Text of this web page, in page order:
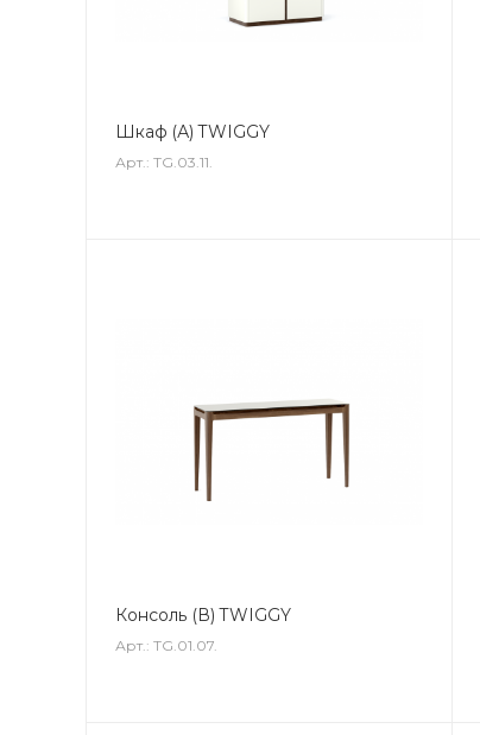
Шкаф (А) TWIGGY
Арт.: TG.03.11.
Консоль (В) TWIGGY
Арт.: TG.01.07.